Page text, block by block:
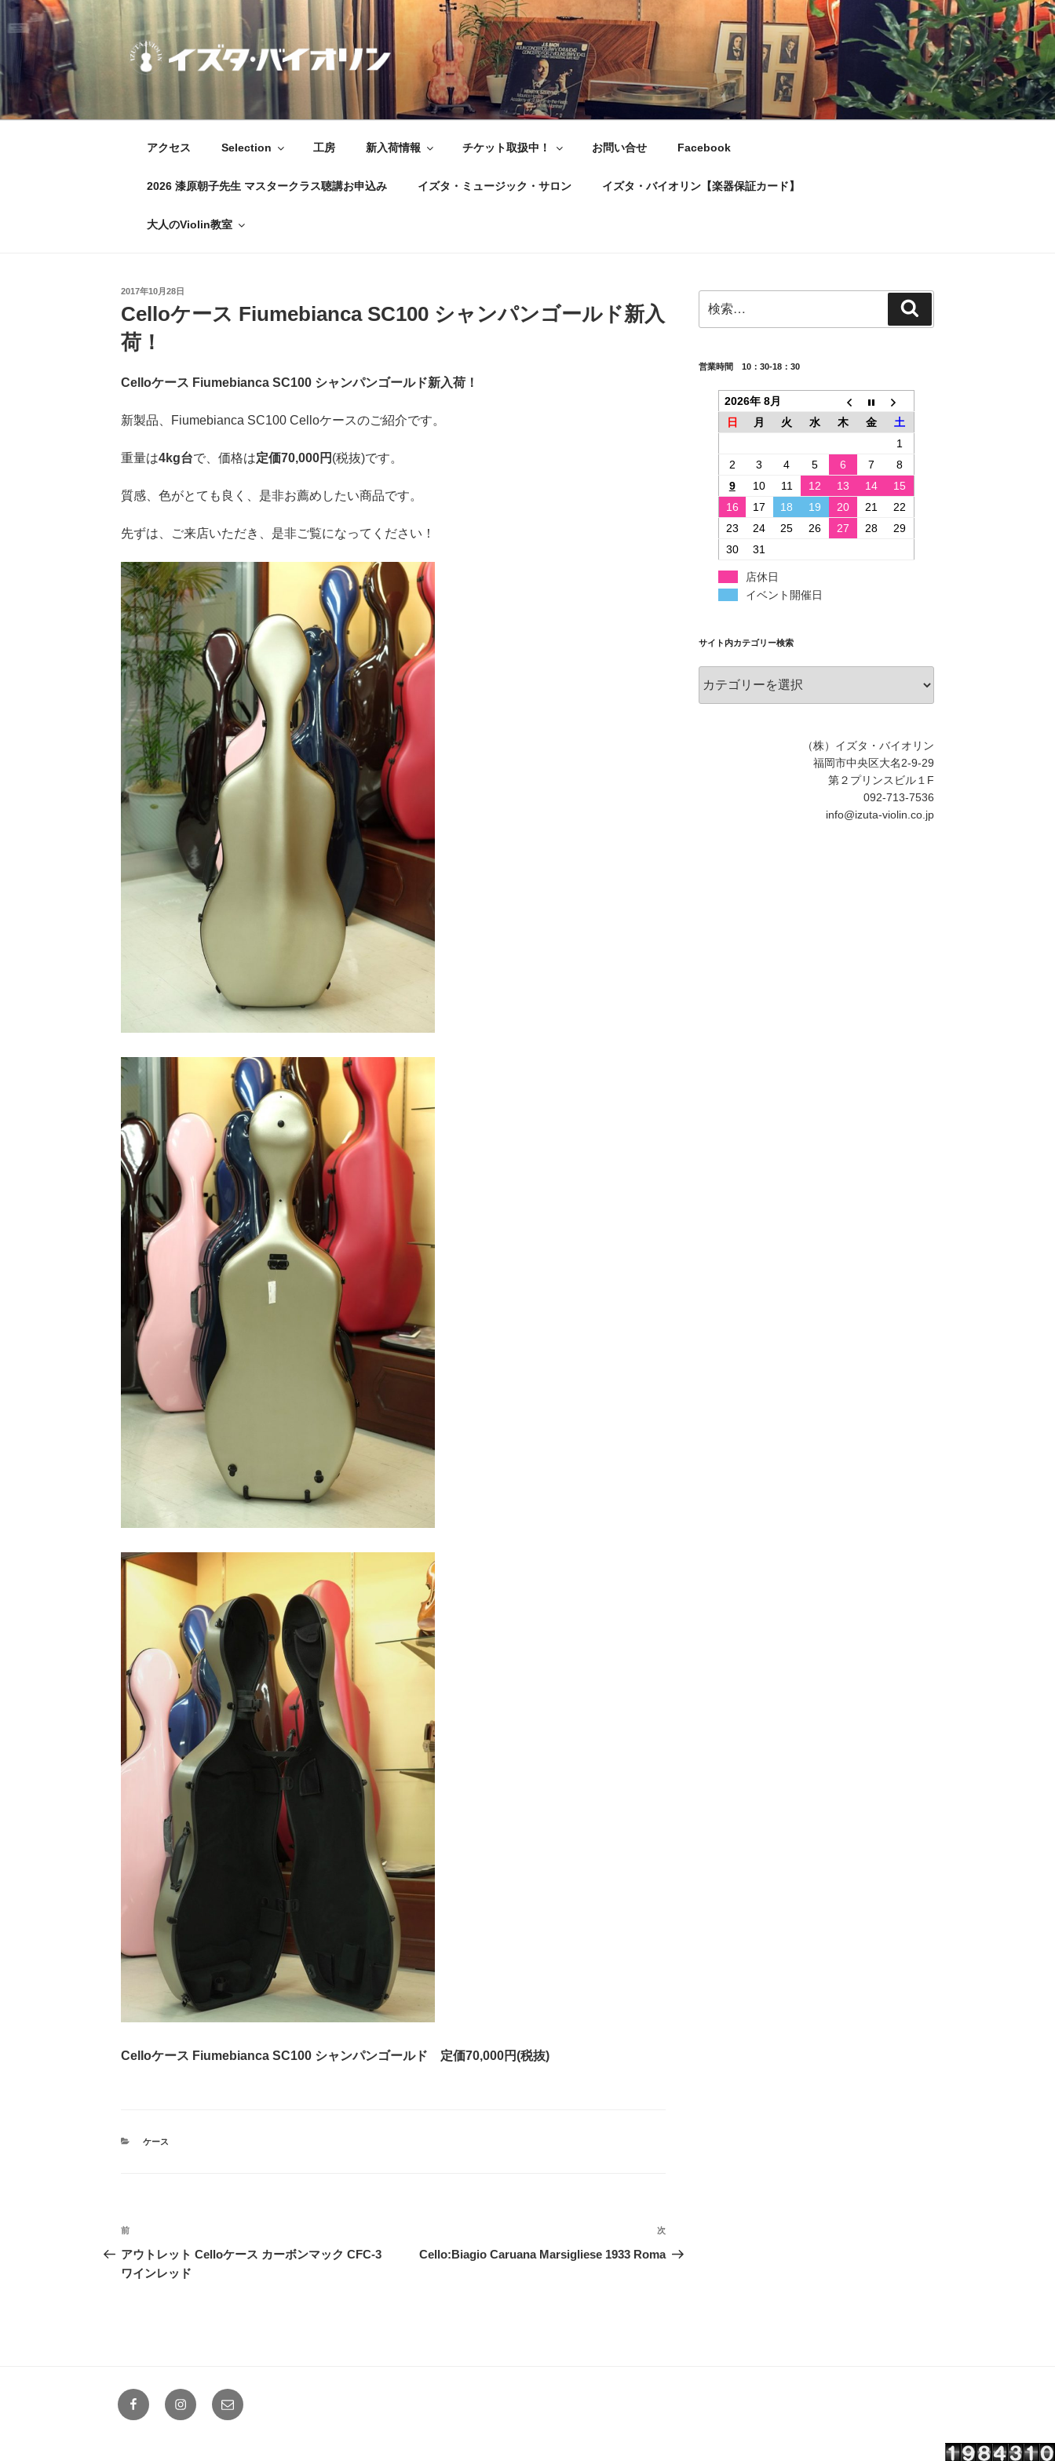
コ
ン
ン
ツ
へ
ス
IZUTA-VIOLIN
アクセス Selection 工房 新入荷情報 チケット取扱中！ お問い合せ Facebook
2026 漆原朝子先生 マスタークラス聴講お申込み イズタ・ミュージック・サロン イズタ・バイオリン【楽器保証カード】
大人のViolin教室
投
日:
2017年10月28日
Celloケース Fiumebianca SC100 シャンパンゴールド新入
荷！
Celloケース Fiumebianca SC100 シャンパンゴールド新入荷！
新製品、Fiumebianca SC100 Celloケースのご紹介です。
重量は4kg台で、価格は定価70,000円 (税抜)です。
質感、色がとても良く、是非お薦めしたい商品です。
先ずは、ご来店いただき、是非ご覧になってください！
Celloケース Fiumebianca SC100 シャンパンゴールド 定価70,000円(税抜)
カ
ケース
投
稿
ナ
シ
ョ
前
の
投
前
アウトレット Celloケース カーボンマック CFC-3
ワインレッド
次
の
次
Cello:Biagio Caruana Marsigliese 1933 Roma
索:
索
営業時間 10：30-18：30
2026年 8月
日
月 火 水 木 金
土
1
2
3 4 5 6 7
8
9
10 11 12 13 14
15
16
17 18 19 20 21
22
23
24 25 26 27 28
29
30
31
店休日
イベント開催日
サイト内カテゴリー検索
イ
（株）イズタ・バイオリン
福岡市中央区大名2-9-29
第２プリンスビル１F
092-713-7536
info@izuta-violin.co.jp
FacebookInstagramメ
ー